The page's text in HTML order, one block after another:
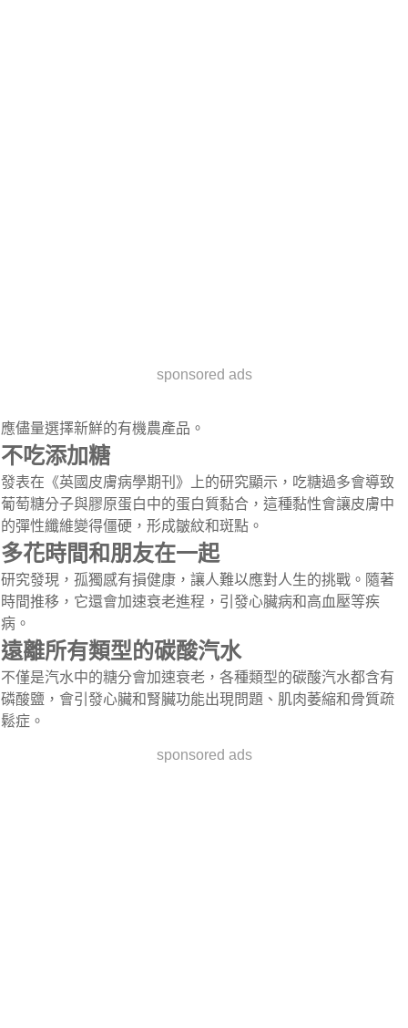
sponsored ads
應儘量選擇新鮮的有機農產品。
不吃添加糖
發表在《英國皮膚病學期刊》上的研究顯示，吃糖過多會導致
葡萄糖分子與膠原蛋白中的蛋白質黏合，這種黏性會讓皮膚中
的彈性纖維變得僵硬，形成皺紋和斑點。
多花時間和朋友在一起
研究發現，孤獨感有損健康，讓人難以應對人生的挑戰。隨著
時間推移，它還會加速衰老進程，引發心臟病和高血壓等疾
病。
遠離所有類型的碳酸汽水
不僅是汽水中的糖分會加速衰老，各種類型的碳酸汽水都含有
磷酸鹽，會引發心臟和腎臟功能出現問題、肌肉萎縮和骨質疏
鬆症。
sponsored ads